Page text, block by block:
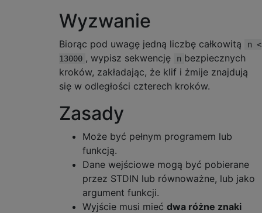
Wyzwanie
Biorąc pod uwagę jedną liczbę całkowitą
n <
13000 , wypisz sekwencję n bezpiecznych
kroków, zakładając, że klif i żmije znajdują
się w odległości czterech kroków.
Zasady
Może być pełnym programem lub
funkcją.
Dane wejściowe mogą być pobierane
przez STDIN lub równoważne, lub jako
argument funkcji.
Wyjście musi mieć dwa różne znaki